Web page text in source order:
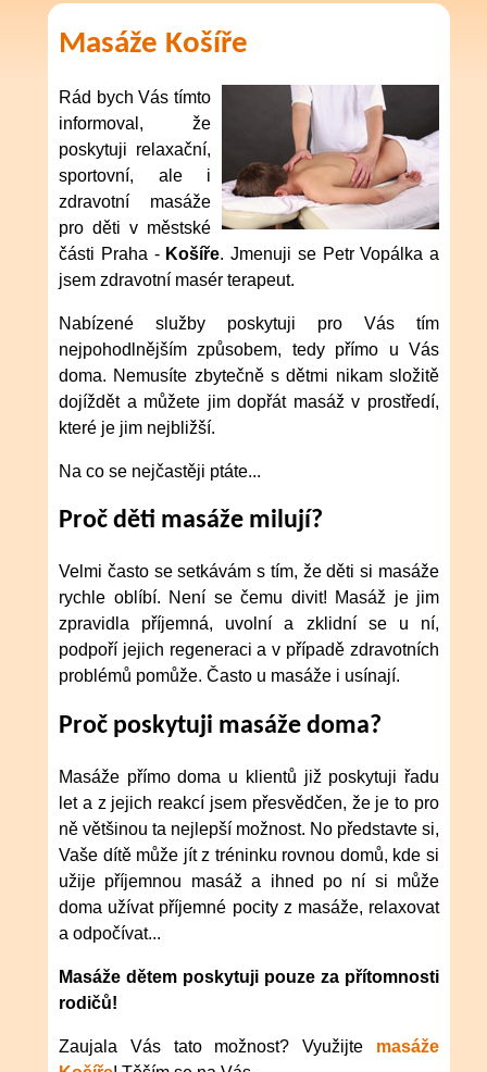
Masáže Košíře
Rád bych Vás tímto
informoval, že
poskytuji relaxační,
sportovní, ale i
zdravotní masáže
pro děti v městské
části Praha - Košíře. Jmenuji se Petr Vopálka a
jsem zdravotní masér terapeut.
Nabízené služby poskytuji pro Vás tím
nejpohodlnějším způsobem, tedy přímo u Vás
doma. Nemusíte zbytečně s dětmi nikam složitě
dojíždět a můžete jim dopřát masáž v prostředí,
které je jim nejbližší.
Na co se nejčastěji ptáte...
Proč děti masáže milují?
Velmi často se setkávám s tím, že děti si masáže
rychle oblíbí. Není se čemu divit! Masáž je jim
zpravidla příjemná, uvolní a zklidní se u ní,
podpoří jejich regeneraci a v případě zdravotních
problémů pomůže. Často u masáže i usínají.
Proč poskytuji masáže doma?
Masáže přímo doma u klientů již poskytuji řadu
let a z jejich reakcí jsem přesvědčen, že je to pro
ně většinou ta nejlepší možnost. No představte si,
Vaše dítě může jít z tréninku rovnou domů, kde si
užije příjemnou masáž a ihned po ní si může
doma užívat příjemné pocity z masáže, relaxovat
a odpočívat...
Masáže dětem poskytuji pouze za přítomnosti
rodičů!
Zaujala Vás tato možnost? Využijte masáže